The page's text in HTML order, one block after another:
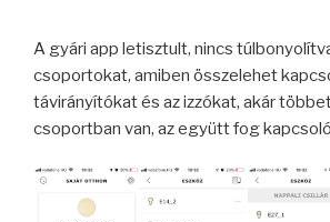
A gyári app letisztult, nincs
csoportokat, amiben összelehet
távirányítókat és az izzókat, akár
csoportban van, az együtt fog